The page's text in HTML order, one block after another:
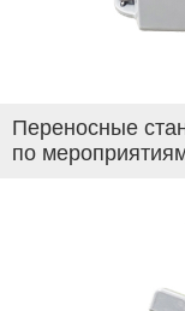
Переносные
по